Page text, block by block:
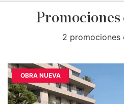
2 promociones
OBRA NUEVA